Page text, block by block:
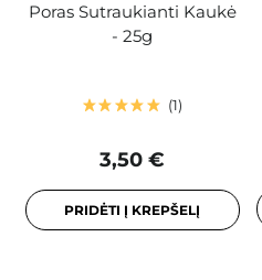
Poras Sutraukianti Kaukė
- 25g
1
3,50 €
PRIDĖTI Į KREPŠELĮ